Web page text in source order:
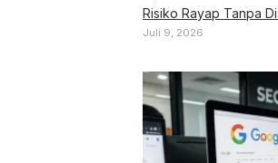
Risiko Rayap Tanpa
Juli 9, 2026